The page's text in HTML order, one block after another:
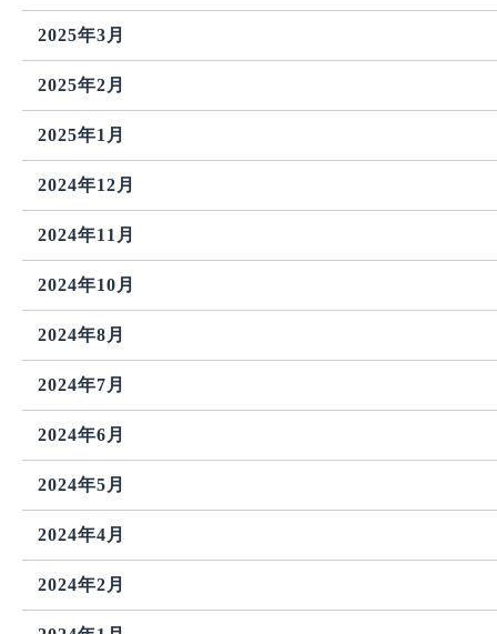
2025年3月
2025年2月
2025年1月
2024年12月
2024年11月
2024年10月
2024年8月
2024年7月
2024年6月
2024年5月
2024年4月
2024年2月